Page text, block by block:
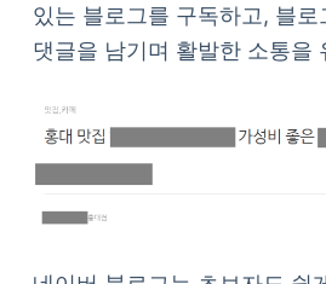
있는 블로그를 구독하고, 블
댓글을 남기며 활발한 소통을